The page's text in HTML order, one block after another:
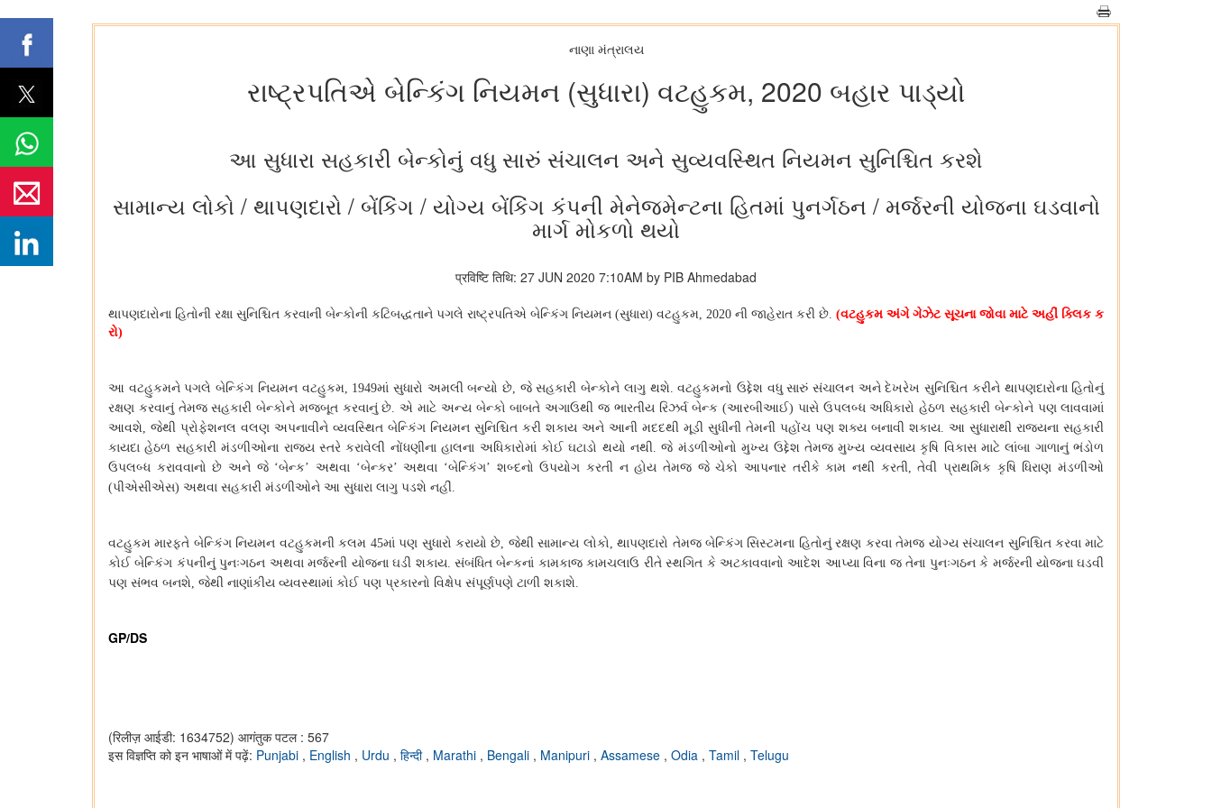
નાણા મંત્રાલય
રાષ્ટ્રપતિએ બેન્કિંગ નિયમન (સુધારા) વટહુકમ, 2020 બહાર પાડ્યો
આ સુધારા સહકારી બેન્કોનું વધુ સારું સંચાલન અને સુવ્યવસ્થિત નિયમન સુનિશ્ચિત કરશે
સામાન્ય લોકો / થાપણદારો / બેંકિંગ / યોગ્ય બેંકિંગ કંપની મેનેજમેન્ટના હિતમાં પુનર્ગઠન / મર્જરની યોજના ઘડવાનો
માર્ગ મોકળો થયો
प्रविष्टि तिथि: 27 JUN 2020 7:10AM by PIB Ahmedabad
થાપણદારોના હિતોની રક્ષા સુનિશ્ચિત કરવાની બેન્કોની કટિબદ્ધતાને પગલે રાષ્ટ્રપતિએ બેન્કિંગ નિયમન (સુધારા) વટહુકમ, 2020 ની જાહેરાત કરી છે. (વટહુકમ અંગે ગેઝેટ સૂચના જોવા માટે અહીં ક્લિક ક
રો)
આ વટહુકમને પગલે બેન્કિંગ નિયમન વટહુકમ, 1949માં સુધારો અમલી બન્યો છે, જે સહકારી બેન્કોને લાગુ થશે.વટહુકમનો ઉદ્દેશ વધુ સારું સંચાલન અને દેખરેખ સુનિશ્ચિત કરીને થાપણદારોના હિતોનું
રક્ષણ કરવાનું તેમજ સહકારી બેન્કોને મજબૂત કરવાનું છે.એ માટે અન્ય બેન્કો બાબતે અગાઉથી જ ભારતીય રિઝર્વ બેન્ક (આરબીઆઈ) પાસે ઉપલબ્ધ અધિકારો હેઠળ સહકારી બેન્કોને પણ લાવવામાં
આવશે, જેથી પ્રોફેશનલ વલણ અપનાવીને વ્યવસ્થિત બેન્કિંગ નિયમન સુનિશ્ચિત કરી શકાય અને આની મદદથી મૂડી સુધીની તેમની પહોંચ પણ શક્ય બનાવી શકાય. આ સુધારાથી રાજ્યના સહકારી
કાયદા હેઠળ સહકારી મંડળીઓના રાજ્ય સ્તરે કરાવેલી નોંધણીના હાલના અધિકારોમાં કોઈ ઘટાડો થયો નથી.જે મંડળીઓનો મુખ્ય ઉદ્દેશ તેમજ મુખ્ય વ્યવસાય કૃષિ વિકાસ માટે લાંબા ગાળાનું ભંડોળ
ઉપલબ્ધ કરાવવાનો છે અને જે‘બેન્ક’અથવા ‘બેન્કર’અથવા ‘બેન્કિંગ’ શબ્દનો ઉપયોગ કરતી ન હોય તેમજ જે ચેકો આપનાર તરીકે કામ નથી કરતી,તેવી પ્રાથમિક કૃષિ ધિરાણ મંડળીઓ
(પીએસીએસ) અથવા સહકારી મંડળીઓને આ સુધારા લાગુ પડશે નહીં.
વટહુકમ મારફતે બેન્કિંગ નિયમન વટહુકમની કલમ 45માં પણ સુધારો કરાયો છે, જેથી સામાન્ય લોકો,થાપણદારો તેમજ બેન્કિંગ સિસ્ટમના હિતોનું રક્ષણ કરવા તેમજ યોગ્ય સંચાલન સુનિશ્ચિત કરવા માટે
કોઈ બેન્કિંગ કંપનીનું પુનઃગઠન અથવા મર્જરની યોજના ઘડી શકાય. સંબંધિત બેન્કનાં કામકાજ કામચલાઉ રીતે સ્થગિત કે અટકાવવાનો આદેશ આપ્યા વિના જ તેના પુનઃગઠન કે મર્જરની યોજના ઘડવી
પણ સંભવ બનશે, જેથી નાણાંકીય વ્યવસ્થામાં કોઈ પણ પ્રકારનો વિક્ષેપ સંપૂર્ણપણે ટાળી શકાશે.
GP/DS
(रिलीज़ आईडी: 1634752) आगंतुक पटल : 567
इस विज्ञप्ति को इन भाषाओं में पढ़ें: Punjabi , English , Urdu , हिन्दी , Marathi , Bengali , Manipuri , Assamese , Odia , Tamil , Telugu